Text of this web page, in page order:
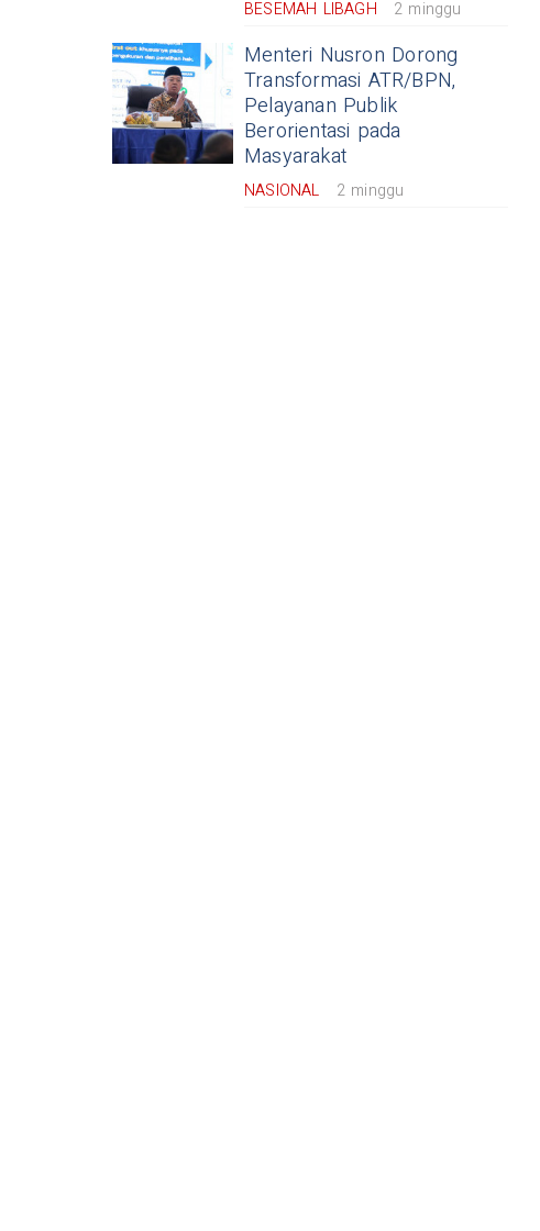
BESEMAH LIBAGH 2 minggu
Menteri Nusron Dorong
Transformasi ATR/BPN,
Pelayanan Publik
Berorientasi pada
Masyarakat
NASIONAL 2 minggu